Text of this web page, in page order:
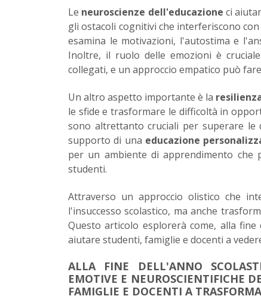
Le neuroscienze dell'educazione ci
gli ostacoli cognitivi che interferiscono
esamina le motivazioni, l'autostima e
Inoltre, il ruolo delle emozioni è
collegati, e un approccio empatico può
Un altro aspetto importante è la
le sfide e trasformare le difficoltà in
sono altrettanto cruciali per superare le
supporto di una educazione
per un ambiente di apprendimento che
studenti.
Attraverso un approccio olistico che
l'insuccesso scolastico, ma anche
Questo articolo esplorerà come, alla
aiutare studenti, famiglie e docenti a
ALLA FINE DELL'ANNO
EMOTIVE E NEUROSCIENTIFICHE
FAMIGLIE E DOCENTI A